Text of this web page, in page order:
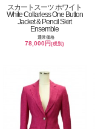
スカートスーツ ホワイト
White Collarless One Button
Jacket & Pencil Skirt
Ensemble
通常価格
78,000円(税別)